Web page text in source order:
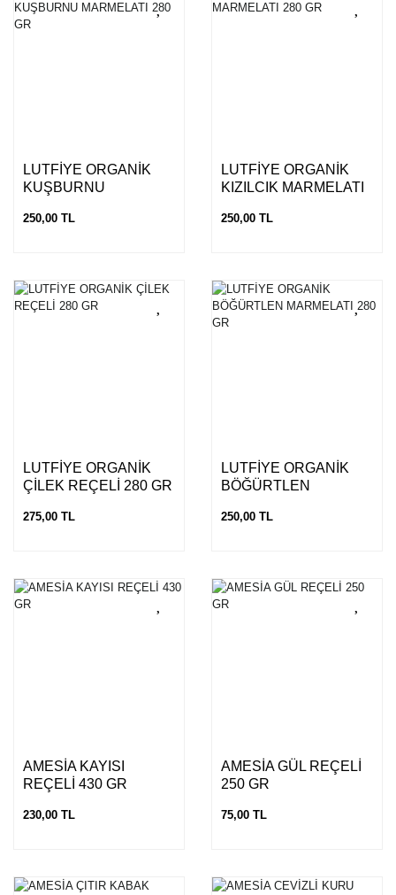
LUTFİYE ORGANİK
KUŞBURNU
250,00 TL
LUTFİYE ORGANİK
KIZILCIK MARMELATI
250,00 TL
LUTFİYE ORGANİK
ÇİLEK REÇELİ 280 GR
275,00 TL
LUTFİYE ORGANİK
BÖĞÜRTLEN
250,00 TL
AMESİA KAYISI
REÇELİ 430 GR
230,00 TL
AMESİA GÜL REÇELİ
250 GR
75,00 TL